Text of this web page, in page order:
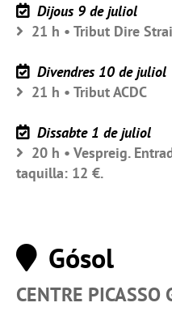
Dijous 9 de juliol
21 h • Tribut Dire
Divendres 10 de juliol
21 h • Tribut ACDC
Dissabte 1 de juliol
20 h • Vespreig.
taquilla: 12 €.
Gósol
CENTRE PICASSO